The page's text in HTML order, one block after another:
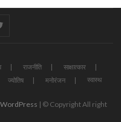
#
राजनीति
साक्षात्कार
ज्योतिष मनोरंजन स्वास्थ
WordPress | © Copyright All right